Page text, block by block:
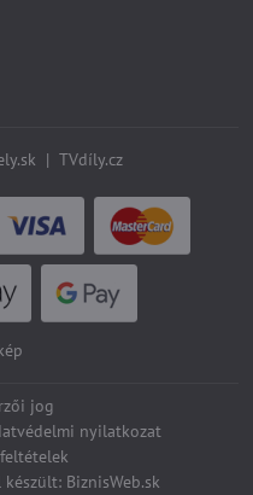
| TVdíly.cz
jog
nyilatkozat
készült: BiznisWeb.sk